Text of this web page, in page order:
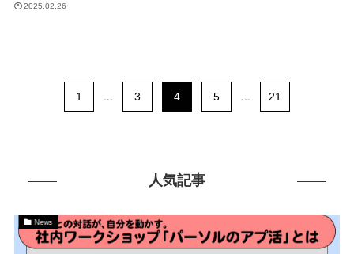
2025.02.26
1 ... 3 4 5 ... 21
人気記事
News